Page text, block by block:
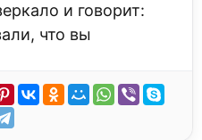
и говорит:
что вы